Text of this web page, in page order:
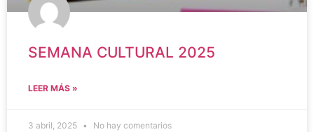
SEMANA CULTURAL 2025
LEER MÁS »
3 abril, 2025 No hay comentarios